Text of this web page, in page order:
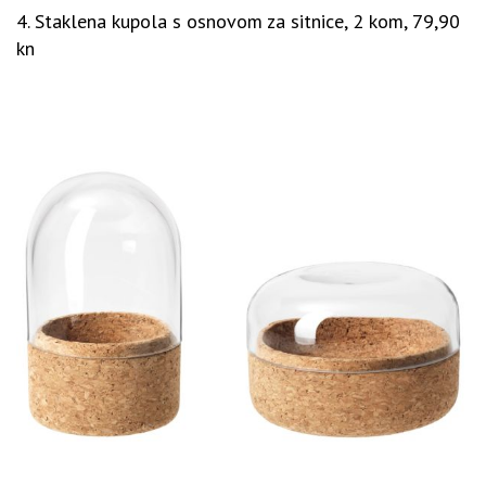
4. Staklena kupola s osnovom za sitnice, 2 kom, 79,90
kn